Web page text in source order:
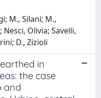
M., Silani; M.,
Olivia; Savelli,
D., Zizioli
in
the case
and